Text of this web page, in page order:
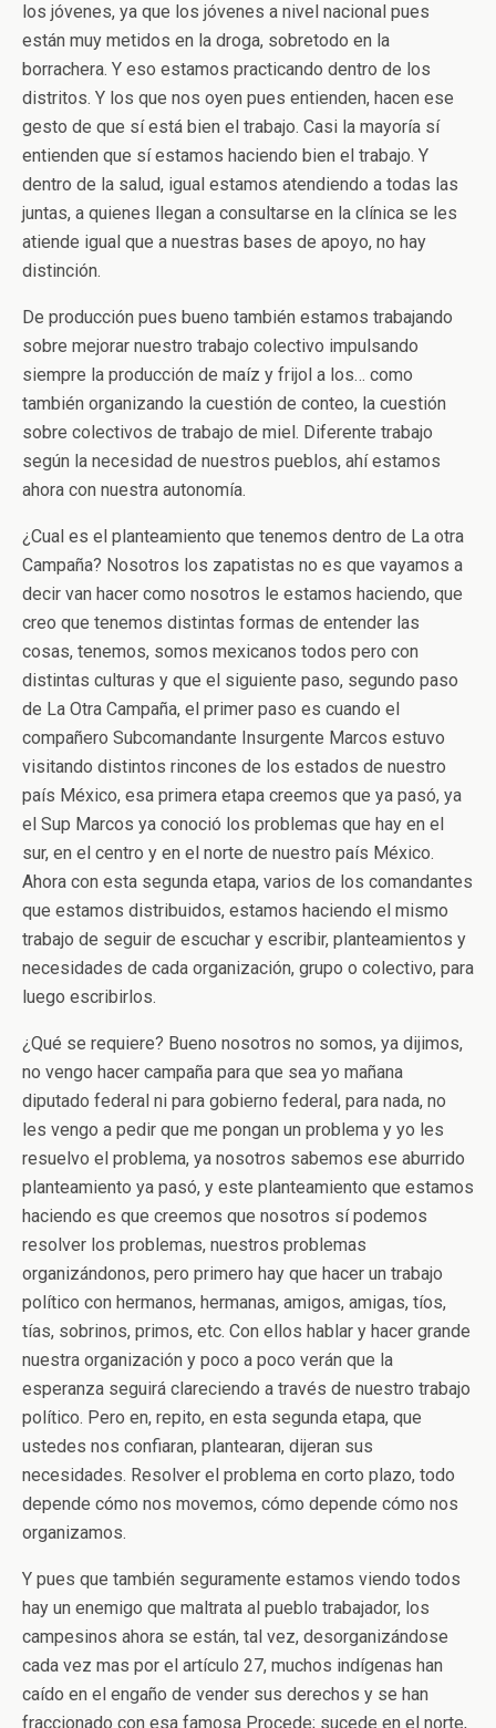
los jóvenes, ya que los jóvenes a nivel nacional pues
están muy metidos en la droga, sobretodo en la
borrachera. Y eso estamos practicando dentro de los
distritos. Y los que nos oyen pues entienden, hacen ese
gesto de que sí está bien el trabajo. Casi la mayoría sí
entienden que sí estamos haciendo bien el trabajo. Y
dentro de la salud, igual estamos atendiendo a todas las
juntas, a quienes llegan a consultarse en la clínica se les
atiende igual que a nuestras bases de apoyo, no hay
distinción.
De producción pues bueno también estamos trabajando
sobre mejorar nuestro trabajo colectivo impulsando
siempre la producción de maíz y frijol a los… como
también organizando la cuestión de conteo, la cuestión
sobre colectivos de trabajo de miel. Diferente trabajo
según la necesidad de nuestros pueblos, ahí estamos
ahora con nuestra autonomía.
¿Cual es el planteamiento que tenemos dentro de La otra
Campaña? Nosotros los zapatistas no es que vayamos a
decir van hacer como nosotros le estamos haciendo, que
creo que tenemos distintas formas de entender las
cosas, tenemos, somos mexicanos todos pero con
distintas culturas y que el siguiente paso, segundo paso
de La Otra Campaña, el primer paso es cuando el
compañero Subcomandante Insurgente Marcos estuvo
visitando distintos rincones de los estados de nuestro
país México, esa primera etapa creemos que ya pasó, ya
el Sup Marcos ya conoció los problemas que hay en el
sur, en el centro y en el norte de nuestro país México.
Ahora con esta segunda etapa, varios de los comandantes
que estamos distribuidos, estamos haciendo el mismo
trabajo de seguir de escuchar y escribir, planteamientos y
necesidades de cada organización, grupo o colectivo, para
luego escribirlos.
¿Qué se requiere? Bueno nosotros no somos, ya dijimos,
no vengo hacer campaña para que sea yo mañana
diputado federal ni para gobierno federal, para nada, no
les vengo a pedir que me pongan un problema y yo les
resuelvo el problema, ya nosotros sabemos ese aburrido
planteamiento ya pasó, y este planteamiento que estamos
haciendo es que creemos que nosotros sí podemos
resolver los problemas, nuestros problemas
organizándonos, pero primero hay que hacer un trabajo
político con hermanos, hermanas, amigos, amigas, tíos,
tías, sobrinos, primos, etc. Con ellos hablar y hacer grande
nuestra organización y poco a poco verán que la
esperanza seguirá clareciendo a través de nuestro trabajo
político. Pero en, repito, en esta segunda etapa, que
ustedes nos confiaran, plantearan, dijeran sus
necesidades. Resolver el problema en corto plazo, todo
depende cómo nos movemos, cómo depende cómo nos
organizamos.
Y pues que también seguramente estamos viendo todos
hay un enemigo que maltrata al pueblo trabajador, los
campesinos ahora se están, tal vez, desorganizándose
cada vez mas por el artículo 27, muchos indígenas han
caído en el engaño de vender sus derechos y se han
fraccionado con esa famosa Procede; sucede en el norte,